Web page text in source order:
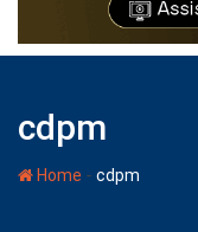
cdpm
Home - cdpm